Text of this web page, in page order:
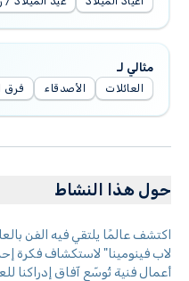
مثالي لـ
العائلات الأصدقاء فرق
حول هذا النشاط
اكتشف عالمًا يلتقي فيه الفن
لاب فينومينا" لاستكشاف فكرة
أعمال فنية تُوسّع آفاق إدراكنا